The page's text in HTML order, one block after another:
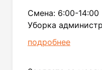
Смена: 6:00-14:00
Уборка
подробнее